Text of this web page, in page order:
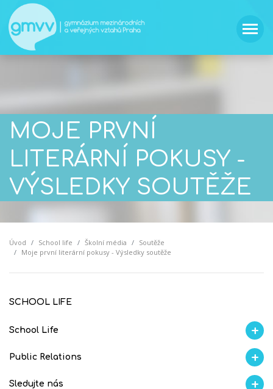
MOJE PRVNÍ
LITERÁRNÍ POKUSY -
VÝSLEDKY SOUTĚŽE
Úvod School life Školní média
Soutěže
Moje první literární pokusy - Výsledky soutěže
SCHOOL LIFE
School Life
Aktuality Proběhlo na GMVV AI Ambasador
Public Relations
Školní magazín REFRESH Soutěže
Sledujte nás